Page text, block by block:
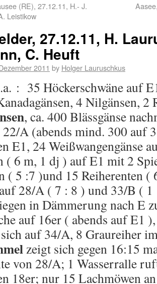
(RE), 27.12.11, H.- J.
Leistikow
27.12.11, H.
C. Heuft
2011 by Holger Lauruschkus
: 35 Höckerschwäne auf
4 Nilgänsen, 2
, ca. 400 Blässgänse
A (abends mind. 300 auf
E1, 24 Weißwangengänse
( 6 m, 1 dj ) auf E1 mit 2
( 5 :7 )und 15 Reiherenten
28/A ( 7 : 8 ) und 33/B (
in Dämmerung nach E
auf 16er ( abends auf E1
auf 34/A, 8 Graureiher
zeigt sich gegen 16:15
von 28/A; 1 Wasserralle
18er; nur 15 Lachmöwen